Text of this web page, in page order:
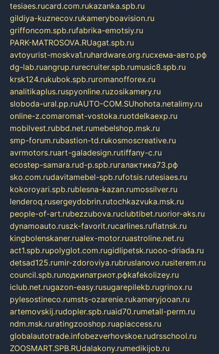
tesiaes.rucard.com.rukazanka.spb.ru
gildiya-kuznecov.rukameryboavision.ru
griffoncom.spb.rufabrika-emotsiy.ru
PARK-MATROSOVA.RUagat.spb.ru
avtoyurist-moskva1.ruhardware.org.ruсхема-авто.рф
dg-lab.ruangrup.rurecruiter.spb.rumusic8.spb.ru
krsk124.rukubok.spb.ruromanofforex.ru
analitikaplus.ruspyonline.ruzosikamery.ru
sloboda-ural.pp.ruAUTO-COM.SUhohota.netalimy.ru
online-z.comaromat-vostoka.ruotdelkaexp.ru
mobilvest.rubbd.net.rumebelshop.msk.ru
smp-forum.rubastion-td.rukosmoscreative.ru
avrmotors.ruart-galadesign.rutiffany-c.ru
ecostep-samara.rud-p.spb.ruгалактика73.рф
sko.com.rudavitamebel-spb.rufotsis.rutesiaes.ru
kokoroyari.spb.rublesna-kazan.rumossilver.ru
lenderoq.rusergeydobrin.rutochkazvuka.msk.ru
people-of-art.rubezzubova.ruclubtibet.ruorior-aks.ru
dynamoauto.ruszk-favorit.rucarlines.ruflatnsk.ru
kingbolenskaner.rualex-motor.ruastroline.net.ru
act1.spb.rupolyglot.com.rugidlipetsk.ruooo-driada.ru
detsad125.rumir-zdoroviya.rubruslanovo.rusiterem.ru
council.spb.ruлодкипатриот.рфkafekolizey.ru
iclub.net.rugazon-easy.rusugarepilekb.rugrinox.ru
pylesostineco.rumsts-ozarenie.rukameryjooan.ru
artemovskij.rudopler.spb.ruaid70.rumetall-perm.ru
ndm.msk.ruratingzooshop.ruapiaccess.ru
globalautotrade.infobezverhovskoe.rudrsschool.ru
ZOOSMART.SPB.RUdalakony.rumedikijob.ru